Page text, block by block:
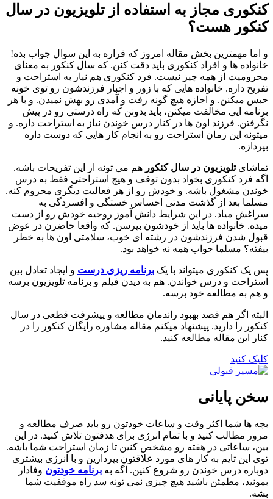
کنکوری مجاز به استفاده از تلویزیون در سال
کنکور هست؟
و اما مهمترین بخش مقاله امروز که قراره به این سوال جواب بده!
خانواده ها و افراد کنکوری باید دقت کنن. که سال کنکور به معنای
محرومیت از همه چیز نیست. فرد کنکوری هم نیاز به استراحت و
تفریح داره. خانواده هایی که با زور و اجبار فرزندشون رو توی خونه
حبس میکنن. و اجازه هیچ گونه رفت و آمدی رو بهش نمیدن. و با هر
برنامه ایی مخالفت میکنن، باید بدونن که راه درستی رو در پیش
نگرفتن. فرزند اون ها در کنار درس خوندن نیاز به استراحت داره. و
میتونه این زمان استراحت رو به انجام کار هایی که دوست داره
بپردازه.
تماشایتلویزیون در سال کنکور هم می تونه از این تفریحات باشه.
اگه فرد کنکوری بخواد بدون توقف و هیچ استراحتی فقط به درس
خوندن مشغول باشه. و خودش رو از هر فعالیت دیگری محروم کنه.
مسلما بعد از گذشت مدتی احساس خستگی و افسردگی به
سراغش میاد. در این شرایط دانش آموز روحیه خودش رو از دست
میده. خانواده ها باید از خودشون بپرسن. که واقعا حاضرن در عوض
قبول شدن فرزندشون در رشته ای خوب، سلامتی اون ها به خطر
بیفته؟ مسلما جواب همه نه خواهد بود.
پس یک کنکوری میتواند با یک برنامه ریزی درست و ایجاد تعادل بین
استراحت و درس خواندن. هم به دیدن فیلم و برنامه تلویزیون برسه
و هم به مطالعه خود برسه.
البته اگر هم قصد بهبود راندمان مطالعه و پیشرفت قطعی در سال
کنکور را دارید. پیشنهاد میکنم مقاله مشاوره رایگان کنکور را در
کنار این مقاله مطالعه کنید.
کلیک کنید
سخن پایانی
بچه ها شما اکثر وقت و ساعات خودتون رو باید صرف مطالعه و
مرور مطالب کنید و با تمام انرژی برای هدفتون تلاش کنید. در این
بین، ساعاتی در هفته رو مشخص کنین تا زمان استراحت شما باشه.
توی این تایم به کار های مورد علاقتون بپردازین و با انرژی بیشتری
دوباره درس خوندن رو شروع کنین. اگه به برنامه خودتون وفادار
بمونید، مطمئن باشید هیچ چیزی نمی تونه سد راه موفقیت شما
بشه.